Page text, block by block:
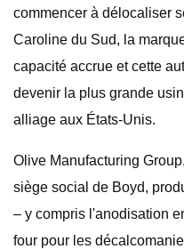
commencer à délocaliser
Caroline du Sud, la
capacité accrue et cette
devenir la plus grande
alliage aux États-Unis.
Olive Manufacturing
siège social de Boyd,
– y compris l'anodisation
four pour les